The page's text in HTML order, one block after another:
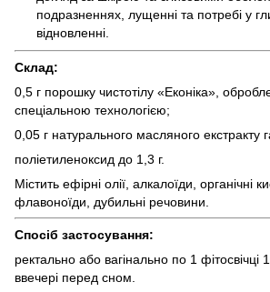
подразненнях, лущенні та потребі у
відновленні.
Склад:
0,5 г порошку чистотілу «Еконіка»,
спеціальною технологією;
0,05 г натурального масляного екстракту
поліетиленоксид до 1,3 г.
Містить ефірні олії, алкалоїди, органічні
флавоноїди, дубильні речовини.
Спосіб застосування:
ректально або вагінально по 1
ввечері перед сном.